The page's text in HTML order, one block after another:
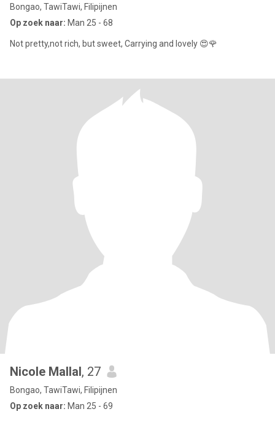
Bongao, TawiTawi, Filipijnen
Op zoek naar: Man 25 - 68
Not pretty,not rich, but sweet, Carrying and lovely 😍🌹
Nicole Mallal, 27
Bongao, TawiTawi, Filipijnen
Op zoek naar: Man 25 - 69